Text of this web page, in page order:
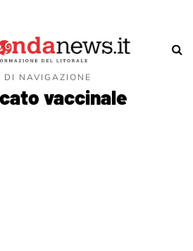
DI NAVIGAZIONE
vaccinale